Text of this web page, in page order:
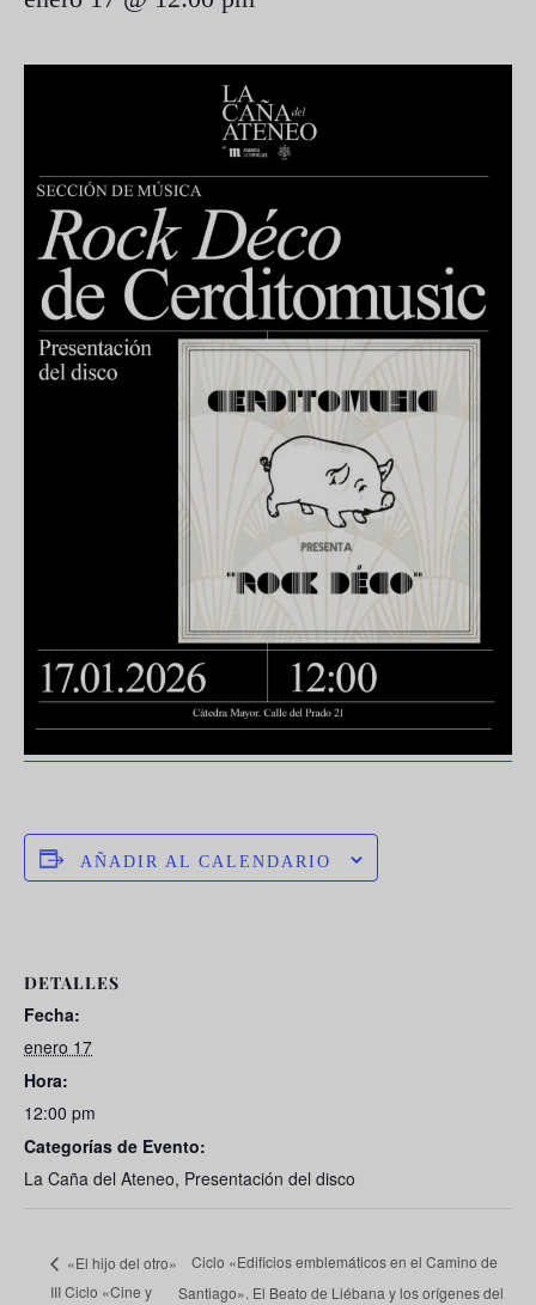
AÑADIR AL CALENDARIO
DETALLES
Fecha:
enero 17
Hora:
12:00 pm
Categorías de Evento:
La Caña del Ateneo, Presentación del disco
«El hijo del otro»
III Ciclo «Cine y
Ciclo «Edificios emblemáticos en el Camino de
Santiago». El Beato de Liébana y los orígenes del